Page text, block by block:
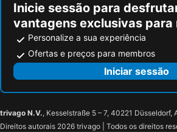
Inicie sessão para
vantagens exclusivas para
Personalize a sua experiência
Ofertas e preços para membros
Iniciar sessão
trivago N.V., Kesselstraße 5 – 7, 40221 Düsseldorf,
Direitos autorais 2026 trivago | Todos os direitos